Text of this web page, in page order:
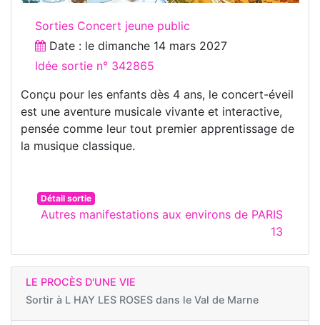
Sorties Concert jeune public
Date : le dimanche 14 mars 2027
Idée sortie n° 342865
Conçu pour les enfants dès 4 ans, le concert-éveil
est une aventure musicale vivante et interactive,
pensée comme leur tout premier apprentissage de
la musique classique.
Détail sortie
Autres manifestations aux environs de PARIS
13
LE PROCÈS D'UNE VIE
Sortir à L HAY LES ROSES dans le Val de Marne